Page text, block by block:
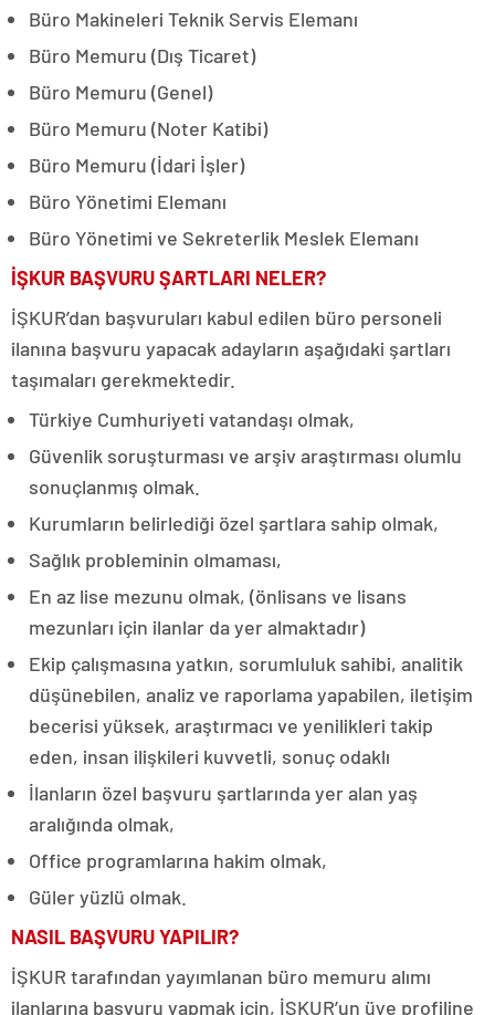
Büro Makineleri Teknik Servis Elemanı
Büro Memuru (Dış Ticaret)
Büro Memuru (Genel)
Büro Memuru (Noter Katibi)
Büro Memuru (İdari İşler)
Büro Yönetimi Elemanı
Büro Yönetimi ve Sekreterlik Meslek Elemanı
İŞKUR BAŞVURU ŞARTLARI NELER?
İŞKUR’dan başvuruları kabul edilen büro personeli
ilanına başvuru yapacak adayların aşağıdaki şartları
taşımaları gerekmektedir.
Türkiye Cumhuriyeti vatandaşı olmak,
Güvenlik soruşturması ve arşiv araştırması olumlu
sonuçlanmış olmak.
Kurumların belirlediği özel şartlara sahip olmak,
Sağlık probleminin olmaması,
En az lise mezunu olmak, (önlisans ve lisans
mezunları için ilanlar da yer almaktadır)
Ekip çalışmasına yatkın, sorumluluk sahibi, analitik
düşünebilen, analiz ve raporlama yapabilen, iletişim
becerisi yüksek, araştırmacı ve yenilikleri takip
eden, insan ilişkileri kuvvetli, sonuç odaklı
İlanların özel başvuru şartlarında yer alan yaş
aralığında olmak,
Office programlarına hakim olmak,
Güler yüzlü olmak.
NASIL BAŞVURU YAPILIR?
İŞKUR tarafından yayımlanan büro memuru alımı
ilanlarına başvuru yapmak için, İŞKUR’un üye profiline